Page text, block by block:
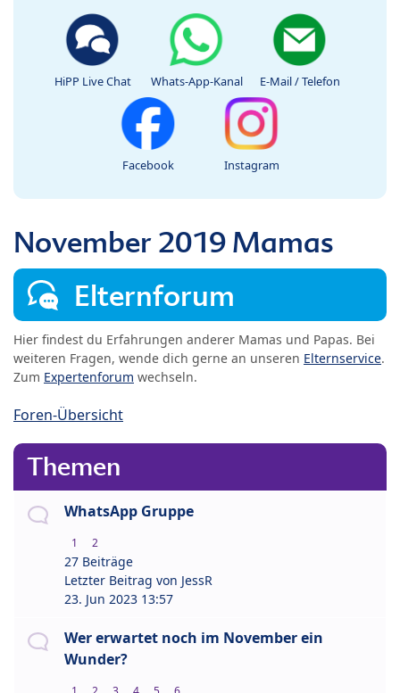
HiPP Live Chat Whats-App-Kanal E-Mail / Telefon
Facebook Instagram
November 2019 Mamas
Elternforum
Hier findest du Erfahrungen anderer Mamas und Papas. Bei
weiteren Fragen, wende dich gerne an unseren Elternservice.
Zum Expertenforum wechseln.
Foren-Übersicht
Themen
WhatsApp Gruppe
1 2
27 Beiträge
Letzter Beitrag von JessR
23. Jun 2023 13:57
Wer erwartet noch im November ein
Wunder?